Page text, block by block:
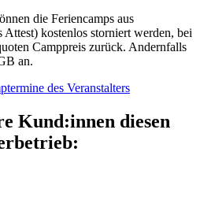
die Feriencamps aus
kostenlos storniert werden, bei
Camppreis zurück. Andernfalls
an.
des Veranstalters
Kund:innen diesen